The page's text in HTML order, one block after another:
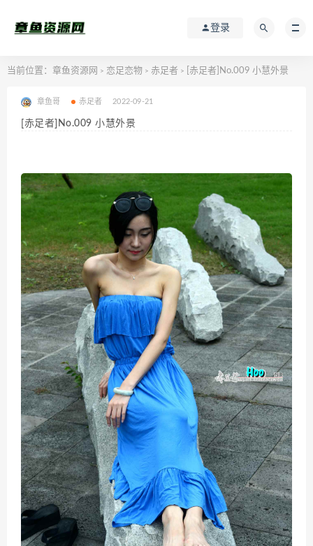
登录
当前位置： 章鱼资源网 > 恋足恋物 > 赤足者 > [赤足者]No.009 小慧外景
章鱼哥 赤足者 2022-09-21
[赤足者]No.009 小慧外景